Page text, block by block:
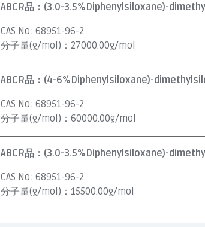
ABCR品： (3.0-3.5%Diphenylsiloxane)-
CAS No: 68951-96-2
分子量(g/mol)： 27000.00g/mol
ABCR品： (4-6%Diphenylsiloxane)-
CAS No: 68951-96-2
分子量(g/mol)： 60000.00g/mol
ABCR品： (3.0-3.5%Diphenylsiloxane)-
CAS No: 68951-96-2
分子量(g/mol)： 15500.00g/mol